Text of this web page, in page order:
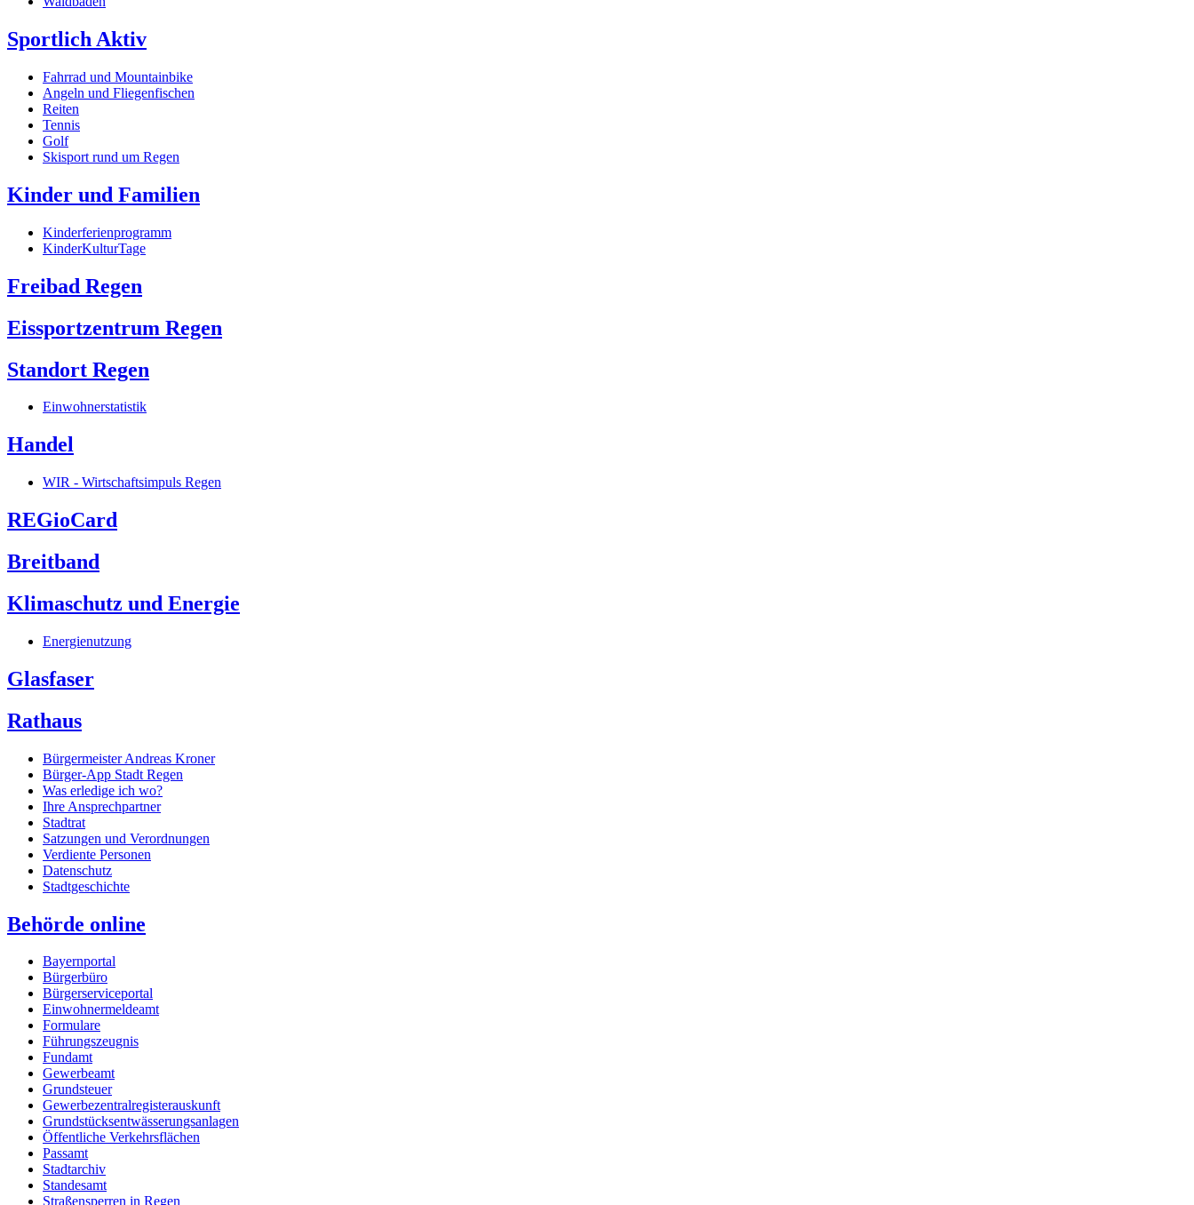
Sportlich Aktiv
Fahrrad und Mountainbike
Angeln und Fliegenfischen
Reiten
Tennis
Golf
Skisport rund um Regen
Kinder und Familien
Kinderferienprogramm
KinderKulturTage
Freibad Regen
Eissportzentrum Regen
Standort Regen
Einwohnerstatistik
Handel
WIR - Wirtschaftsimpuls Regen
REGioCard
Breitband
Klimaschutz und Energie
Energienutzung
Glasfaser
Rathaus
Bürgermeister Andreas Kroner
Bürger-App Stadt Regen
Was erledige ich wo?
Ihre Ansprechpartner
Stadtrat
Satzungen und Verordnungen
Verdiente Personen
Datenschutz
Stadtgeschichte
Behörde online
Bayernportal
Bürgerbüro
Bürgerserviceportal
Einwohnermeldeamt
Formulare
Führungszeugnis
Fundamt
Gewerbeamt
Grundsteuer
Gewerbezentralregisterauskunft
Grundstücksentwässerungsanlagen
Öffentliche Verkehrsflächen
Passamt
Stadtarchiv
Standesamt
Straßensperren in Regen